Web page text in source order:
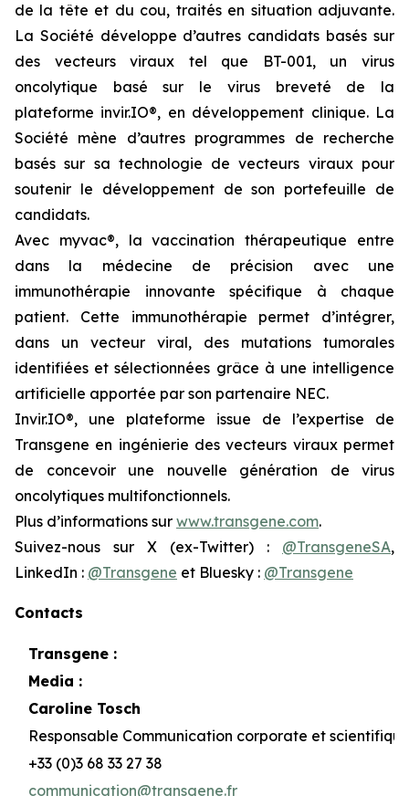
de la tête et du cou, traités en situation adjuvante.
La Société développe d’autres candidats basés sur
des vecteurs viraux tel que BT-001, un virus
oncolytique basé sur le virus breveté de la
plateforme invir.IO®, en développement clinique. La
Société mène d’autres programmes de recherche
basés sur sa technologie de vecteurs viraux pour
soutenir le développement de son portefeuille de
candidats.
Avec myvac®, la vaccination thérapeutique entre
dans la médecine de précision avec une
immunothérapie innovante spécifique à chaque
patient. Cette immunothérapie permet d’intégrer,
dans un vecteur viral, des mutations tumorales
identifiées et sélectionnées grâce à une intelligence
artificielle apportée par son partenaire NEC.
Invir.IO®, une plateforme issue de l’expertise de
Transgene en ingénierie des vecteurs viraux permet
de concevoir une nouvelle génération de virus
oncolytiques multifonctionnels.
Plus d’informations sur www.transgene.com.
Suivez-nous sur X (ex-Twitter) : @TransgeneSA,
LinkedIn : @Transgene et Bluesky : @Transgene
Contacts
Transgene :
Media :
Caroline Tosch
Responsable Communication corporate et
+33 (0)3 68 33 27 38
communication@transgene.fr